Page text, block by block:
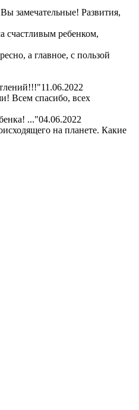
замечательные! Развития,
счастливым ребенком,
а главное, с пользой
11.06.2022
Всем спасибо, всех
..."04.06.2022
на планете. Какие